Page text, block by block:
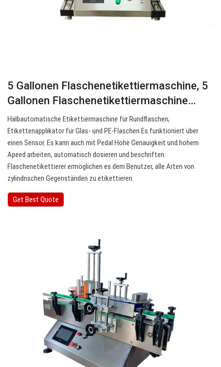
5 Gallonen Flaschenetikettiermaschine, 5
Gallonen Flaschenetikettiermaschine…
Halbautomatische Etikettiermaschine für Rundflaschen;
Etikettenapplikator für Glas- und PE-Flaschen Es funktioniert über
einen Sensor. Es kann auch mit Pedal Hohe Genauigkeit und hohem
Apeed arbeiten, automatisch dosieren und beschriften.
Flaschenetikettierer ermöglichen es dem Benutzer, alle Arten von
zylindrischen Gegenständen zu etikettieren.
Get Best Quote